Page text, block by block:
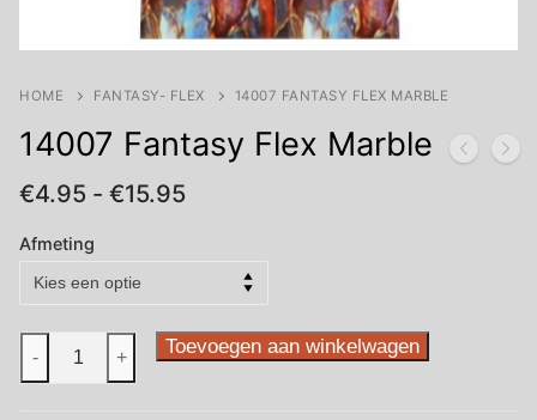
HOME FANTASY- FLEX 14007 FANTASY FLEX MARBLE
14007 Fantasy Flex Marble
€4.95 - €15.95Prijsklasse:
Afmeting
Fantasy
- + Toevoegen aan winkelwagen